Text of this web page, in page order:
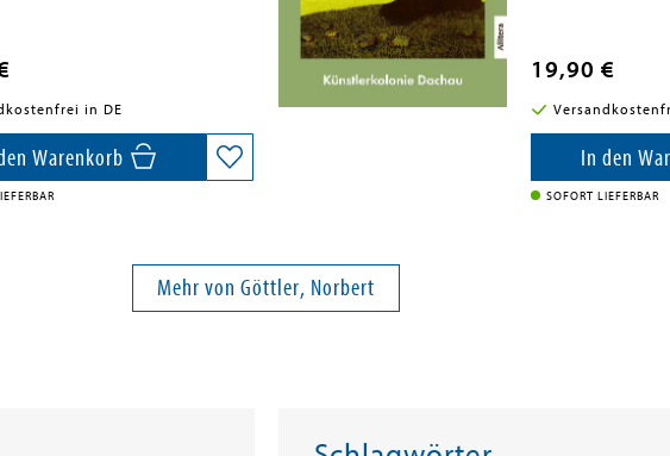
in DE
Warenkorb
19,90 €
In den
SOFORT LIEFERBAR
Mehr von Göttler, Norbert